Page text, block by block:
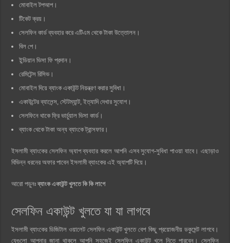
মোবাইল টপআপ।
টিকেট ক্রয়।
সেলফিন কার্ড ব্যবহার করে এটিএম থেকে টাকা উত্তোলন।
বিল পে।
ইন্ডিয়ান ভিসা ফি প্রদান।
রেমিটেন্স রিসিভ।
মোবাইল দিয়ে ব্যাংক একাউন্ট নিয়ন্ত্রণ করার সুবিধা।
একাউন্টের ব্যালেন্স, স্টেটম্যান্ট, ইত্যাদি দেখার সুযোগ।
সেলফিনে থাকে ফ্রি ভার্চুয়াল ভিসা কার্ড।
ব্যাংক থেকে টাকা অন্য ব্যাংকে ট্রান্সফার।
ইসলামী ব্যাংকের সেলফিন অ্যাপ ব্যবহার করলে আপনি এসব সুযোগ-সুবিধা পাওয়া যাবে। এছাড়াও
বিভিন্ন ধরনের অফার পাবেন ইসলামী ব্যাংকের এই অ্যাপটি দিয়ে।
আরো পড়ুনঃব্যাংক একাউন্ট খুলতে কি কি লাগে
সেলফিন একাউন্ট খুলতে যা যা লাগবে
ইসলামী ব্যাংকের ডিজিটাল ওয়ালেট সেলফিন একাউন্ট খুলতে বেশ কিছু প্রয়োজনীয় ডকুমেন্ট লাগবে।
যেগুলো আপনার জানা থাকলে আপনি সহজেই সেলফিন একাউন্ট খুলে নিতে পারবেন। সেলফিন